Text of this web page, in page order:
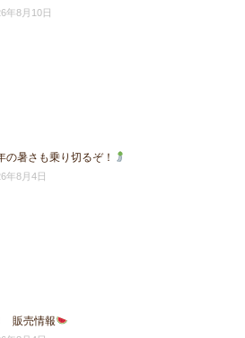
年8月10日
の暑さも乗り切るぞ！
年8月4日
販売情報